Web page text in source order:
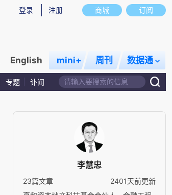
商城 订阅
登录 注册
English mini+ 周刊 数据通
专题 讣闻
李慧忠
23篇文章
2401天前更新